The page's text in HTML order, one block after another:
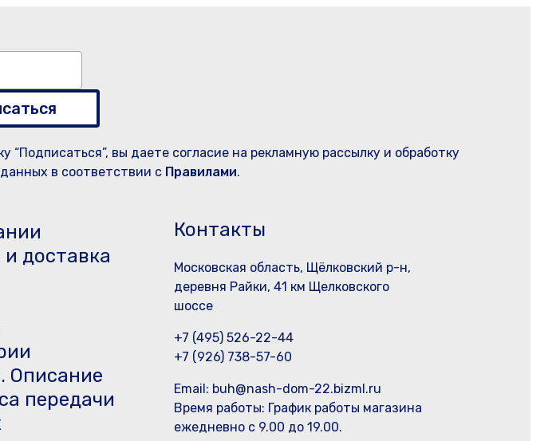
“Подписаться”, вы даете согласие на рекламную рассылку и обработку
в соответствии с Правилами.
доставка
Описание
передачи
Контакты
Московская область, Щёлковский р-н,
деревня Райки, 41 км Щелковского
шоссе
+7 (495) 526-22-44
+7 (926) 738-57-60
Email: buh@nash-dom-22.bizml.ru
Время работы: График работы магазина
ежедневно с 9.00 до 19.00.